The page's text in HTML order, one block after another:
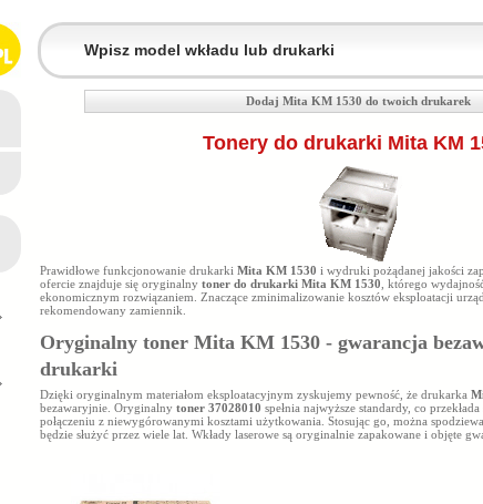
Dodaj Mita KM 1530 do twoich drukarek
Tonery do drukarki Mita KM
Prawidłowe funkcjonowanie drukarki Mita KM 1530 i wydruki pożądanej jakości
ofercie znajduje się oryginalny toner do drukarki Mita KM 1530 , którego
ekonomicznym rozwiązaniem. Znaczące zminimalizowanie kosztów eksploatacji
rekomendowany zamiennik.
Oryginalny toner Mita KM 1530 - gwarancja
drukarki
Dzięki oryginalnym materiałom eksploatacyjnym zyskujemy pewność, że drukarka
bezawaryjnie. Oryginalny toner 37028010 spełnia najwyższe standardy, co
połączeniu z niewygórowanymi kosztami użytkowania. Stosując go, można
będzie służyć przez wiele lat. Wkłady laserowe są oryginalnie zapakowane i objęte